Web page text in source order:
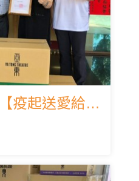
YT Care【疫起送愛給長輩】